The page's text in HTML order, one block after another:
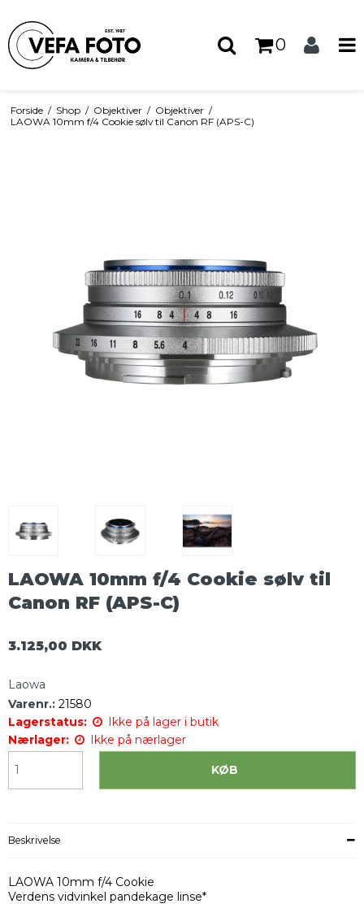
0
Forside / Shop / Objektiver / Objektiver /
LAOWA 10mm f/4 Cookie sølv til Canon RF (APS-C)
LAOWA 10mm f/4 Cookie sølv til
Canon RF (APS-C)
3.125,00 DKK
Laowa
Varenr.: 21580
Lagerstatus:
Ikke på lager i butik
Nærlager:
Ikke på nærlager
KØB
Beskrivelse
LAOWA 10mm f/4 Cookie
Verdens vidvinkel pandekage linse*